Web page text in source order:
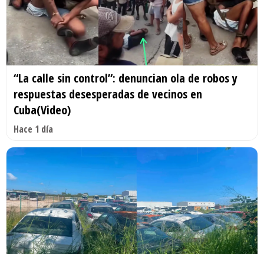
“La calle sin control”: denuncian ola de robos y
respuestas desesperadas de vecinos en
Cuba(Video)
Hace 1 día